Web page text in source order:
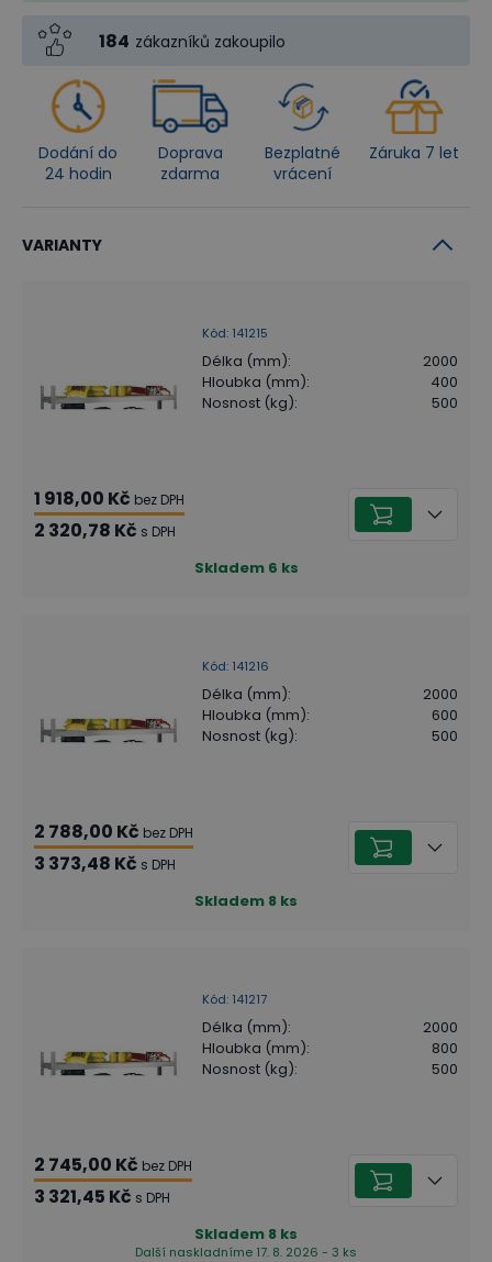
184 zákazníků zakoupilo
Dodání do
24 hodin
Doprava
zdarma
Bezplatné
vrácení
Záruka 7 let
VARIANTY
Kód: 141215
Délka (mm):
2000
Hloubka (mm):
400
Nosnost (kg): 500
1 918,00 Kč bez DPH
2 320,78 Kč s DPH
Skladem 6 ks
Kód: 141216
Délka (mm):
2000
Hloubka (mm):
600
Nosnost (kg): 500
2 788,00 Kč bez DPH
3 373,48 Kč s DPH
Skladem 8 ks
Kód: 141217
Délka (mm):
2000
Hloubka (mm):
800
Nosnost (kg): 500
2 745,00 Kč bez DPH
3 321,45 Kč s DPH
Skladem 8 ks
Další naskladníme 17. 8. 2026 - 3 ks